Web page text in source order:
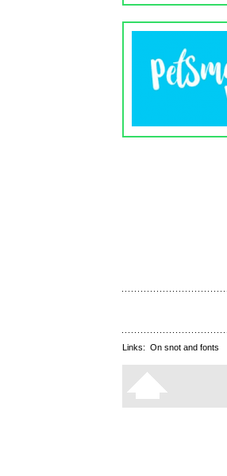
Links: On snot and fonts